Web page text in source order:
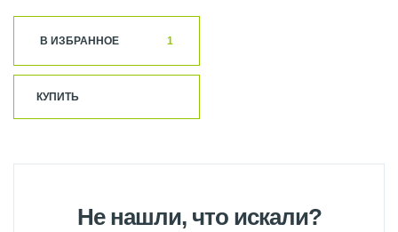
В ИЗБРАННОЕ 1
КУПИТЬ
Не нашли, что искали?